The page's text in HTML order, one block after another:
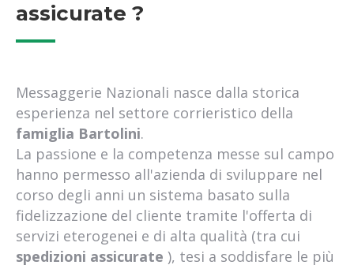
assicurate ?
Messaggerie Nazionali nasce dalla storica
esperienza nel settore corrieristico della
famiglia Bartolini.
La passione e la competenza messe sul campo
hanno permesso all'azienda di sviluppare nel
corso degli anni un sistema basato sulla
fidelizzazione del cliente tramite l'offerta di
servizi eterogenei e di alta qualità (tra cui
spedizioni assicurate ), tesi a soddisfare le più